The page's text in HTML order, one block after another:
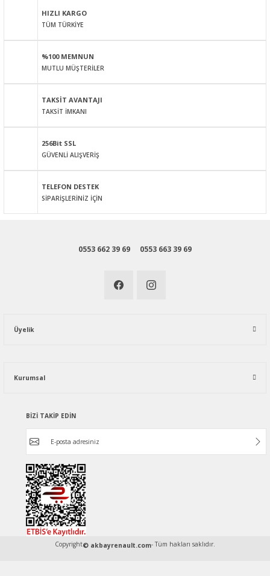
Ürün resmi kalitesiz, bozuk veya görüntülenemiyor.
Ürün bilgilerinde hatalar bulunuyor.
Bu ürüne benzer farklı alternatifler olmalı.
HIZLI KARGO
TÜM TÜRKİYE
%100 MEMNUN
MUTLU MÜŞTERİLER
TAKSİT AVANTAJI
TAKSİT İMKANI
256Bit SSL
GÜVENLİ ALIŞVERİŞ
TELEFON DESTEK
SİPARİŞLERİNİZ İÇİN
0553 662 39 69 0553 663 39 69
Üyelik
Kurumsal
BİZİ TAKİP EDİN
Copyright© akbayrenault.com- Tüm hakları saklıdır.